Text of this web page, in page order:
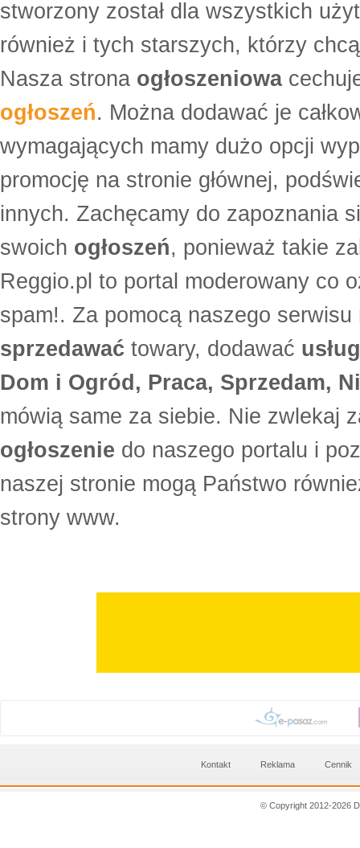
stworzony został dla wszystkich
również i tych starszych, którzy
Nasza strona ogłoszeniowa
ogłoszeń. Można dodawać je
wymagających mamy dużo opcji
promocję na stronie głównej,
innych. Zachęcamy do zapoznania
swoich ogłoszeń, ponieważ takie
Reggio.pl to portal moderowany co
spam!. Za pomocą naszego
sprzedawać towary, dodawać
Dom i Ogród, Praca, Sprzedam,
mówią same za siebie. Nie zwlekaj
ogłoszenie do naszego portalu i
naszej stronie mogą Państwo
strony www.
Kontakt Reklama Cennik
© Copyright 2012-2026